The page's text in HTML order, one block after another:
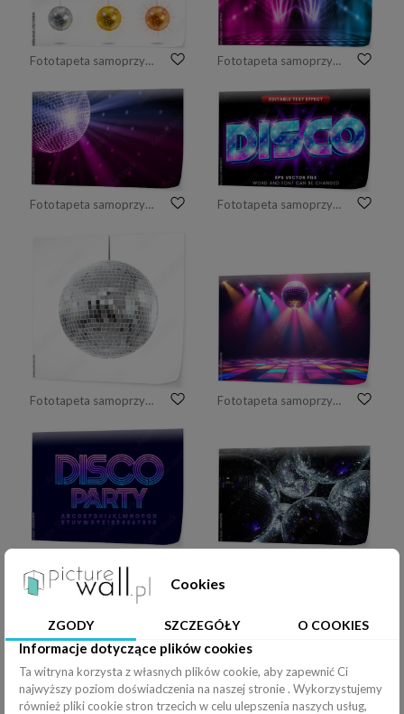
Fototapeta samoprzylepna Bright glowing disco balls set isolated on black background Fototapeta samoprzylepna Tło pustej scenie. Neonowe światło niebieskie i fioletowe oraz pokaz laserowy. Laserowe futurystyczne kształty na ciemnym tle. Ciemne tło z neonową poświatą
Fototapeta samoprzylepna piłka dyskoteka światła Fototapeta samoprzylepna Neon glow disco lamp editable vector text effect
Fototapeta samoprzylepna kula dyskotekowa Fototapeta samoprzylepna Retro style 70s disco club background with groovy dance floor mirror ball hanging from ceiling and colorful spotlights
Fototapeta samoprzylepna Stage lights, spotlight beams with smoke on black background, glowing studio or theater scene lamp rays, purple illumination on floor and ceiling for concert or show presentation, Realistic 3d vector Fototapeta samoprzylepna Abstract glittering geometric texture with orange, blue and violet pixels. Fantasy fractal design. Digital art. 3D rendering.
Cookies
ZGODY SZCZEGÓŁY O COOKIES
Informacje dotyczące plików cookies
Ta witryna korzysta z własnych plików cookie, aby zapewnić Ci
najwyższy poziom doświadczenia na naszej stronie . Wykorzystujemy
również pliki cookie stron trzecich w celu ulepszenia naszych usług,